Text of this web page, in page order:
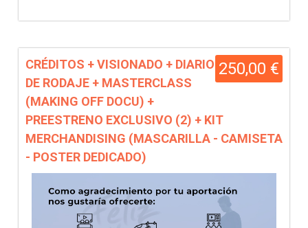
250,00 €
CRÉDITOS + VISIONADO + DIARIO
DE RODAJE + MASTERCLASS
(MAKING OFF DOCU) +
PREESTRENO EXCLUSIVO (2) + KIT
MERCHANDISING (MASCARILLA - CAMISETA
- POSTER DEDICADO)